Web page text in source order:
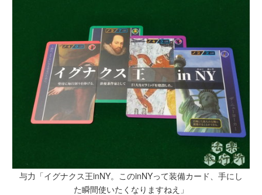
与力「イグナクス王inNY。このinNYって装備カード、手にし
た瞬間使いたくなりますねえ」